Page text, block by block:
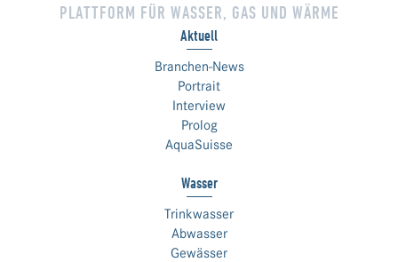
PLATTFORM FÜR WASSER, GAS UND WÄRME
Aktuell
Branchen-News
Portrait
Interview
Prolog
AquaSuisse
Wasser
Trinkwasser
Abwasser
Gewässer